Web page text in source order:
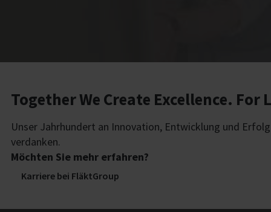
Together We Create Excellence. For
Unser Jahrhundert an Innovation, Entwicklung und
verdanken.
Möchten Sie mehr erfahren?
Karriere bei FläktGroup